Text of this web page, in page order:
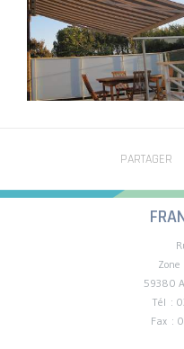
PARTAGER
Zone
59380
Tél :
Fax :